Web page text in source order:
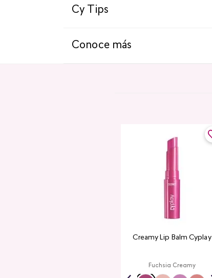
Cy Tips
Conoce más
Creamy Lip Balm Cyplay
Fuchsia Creamy